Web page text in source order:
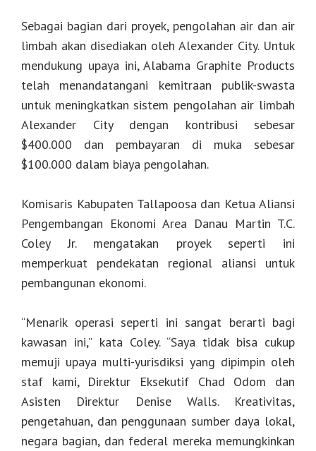
Sebagai bagian dari proyek, pengolahan air dan air
limbah akan disediakan oleh Alexander City. Untuk
mendukung upaya ini, Alabama Graphite Products
telah menandatangani kemitraan publik-swasta
untuk meningkatkan sistem pengolahan air limbah
Alexander City dengan kontribusi sebesar
$400.000 dan pembayaran di muka sebesar
$100.000 dalam biaya pengolahan.
Komisaris Kabupaten Tallapoosa dan Ketua Aliansi
Pengembangan Ekonomi Area Danau Martin T.C.
Coley Jr. mengatakan proyek seperti ini
memperkuat pendekatan regional aliansi untuk
pembangunan ekonomi.
“Menarik operasi seperti ini sangat berarti bagi
kawasan ini,” kata Coley. “Saya tidak bisa cukup
memuji upaya multi-yurisdiksi yang dipimpin oleh
staf kami, Direktur Eksekutif Chad Odom dan
Asisten Direktur Denise Walls. Kreativitas,
pengetahuan, dan penggunaan sumber daya lokal,
negara bagian, dan federal mereka memungkinkan